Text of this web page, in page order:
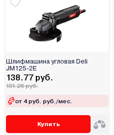
Шлифмашина угловая Deli
JM125-2E
138.77 руб.
151.26 руб.
от 4 руб. руб./мес.
Купить